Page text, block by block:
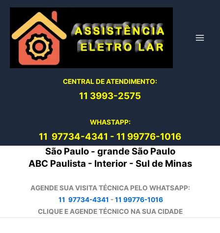
conteúdo
CENTRAL DE ATENDIMENTO:
11 3993-2575
WHASTAPP:
11 97734-4341 - 11 99776-1016
São Paulo - grande São Paulo
ABC Paulista - Interior - Sul de Minas
AGENDE SUA VISITA TÉCNICA PELO WHATSAPP:
11 97734-4341 -11 99776-1016
CLIQUE E AGENDE TÉCNICO NA SUA CIDADE